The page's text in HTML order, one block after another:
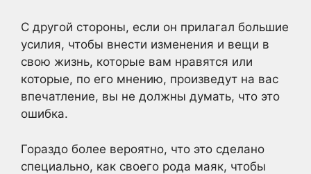
С другой стороны, если он прилагал большие
усилия, чтобы внести изменения и вещи в
свою жизнь, которые вам нравятся или
которые, по его мнению, произведут на вас
впечатление, вы не должны думать, что это
ошибка.
Гораздо более вероятно, что это сделано
специально, как своего рода маяк, чтобы